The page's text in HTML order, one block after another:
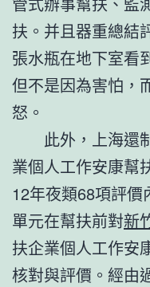
扶。并且器重總結
張水瓶在地下室看
但不是因為害怕，
怒。
此外，上海還
業個人工作安康幫
12年夜類68項評
單元在幫扶前對新
扶企業個人工作安
核對與評價。經由